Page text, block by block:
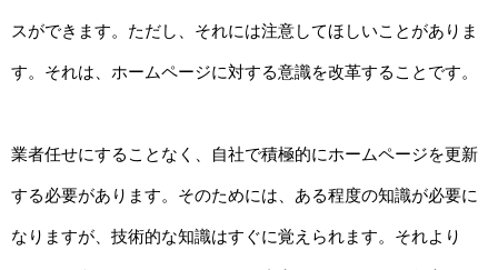
スができます。ただし、それには注意してほしいことがありま
す。それは、ホームページに対する意識を改革することです。
業者任せにすることなく、自社で積極的にホームページを更新
する必要があります。そのためには、ある程度の知識が必要に
なりますが、技術的な知識はすぐに覚えられます。それより